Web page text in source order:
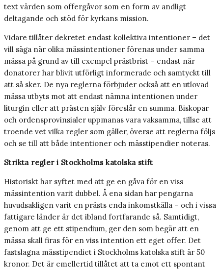
text värden som offergåvor som en form av andligt
deltagande och stöd för kyrkans mission.
Vidare tillåter dekretet endast kollektiva intentioner – det
vill säga när olika mässintentioner förenas under samma
mässa på grund av till exempel prästbrist – endast när
donatorer har blivit utförligt informerade och samtyckt till
att så sker. De nya reglerna förbjuder också att en utlovad
mässa utbyts mot att endast nämna intentionen under
liturgin eller att prästen själv föreslår en summa. Biskopar
och ordensprovinsialer uppmanas vara vaksamma, tillse att
troende vet vilka regler som gäller, överse att reglerna följs
och se till att både intentioner och mässtipendier noteras.
Strikta regler i Stockholms katolska stift
Historiskt har syftet med att ge en gåva för en viss
mässintention varit dubbel. Å ena sidan har pengarna
huvudsakligen varit en prästs enda inkomstkälla – och i vissa
fattigare länder är det ibland fortfarande så. Samtidigt,
genom att ge ett stipendium, ger den som begär att en
mässa skall firas för en viss intention ett eget offer. Det
fastslagna mässtipendiet i Stockholms katolska stift är 50
kronor. Det är emellertid tillåtet att ta emot ett spontant